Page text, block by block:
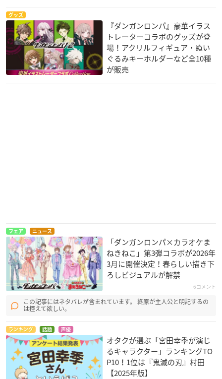
グッズ
『ダンガンロンパ』豪華イラス
トレーターコラボのグッズが登
場！アクリルフィギュア・ぬい
ぐるみキーホルダーなど全10種
が販売
フェア ニュース
「ダンガンロンパ×カラオケま
ねきねこ」第3弾コラボが2026年
3月に開催決定！春らしい描き下
ろしビジュアルが解禁
6コメント
この記事にはネタバレが含まれています。 終原が主人公と明記するの
は控えて欲しい。
ランキング 話題 声優
オタクが選ぶ「宮田幸季が演じ
るキャラクター」ランキングTO
P10！1位は『鬼滅の刃』村田
【2025年版】